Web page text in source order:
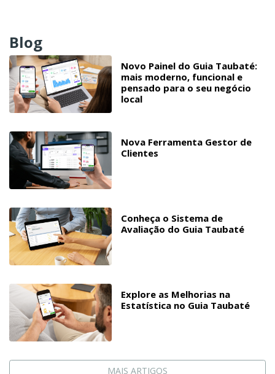
Blog
Novo Painel do Guia Taubaté:
mais moderno, funcional e
pensado para o seu negócio
local
Nova Ferramenta Gestor de
Clientes
Conheça o Sistema de
Avaliação do Guia Taubaté
Explore as Melhorias na
Estatística no Guia Taubaté
MAIS ARTIGOS